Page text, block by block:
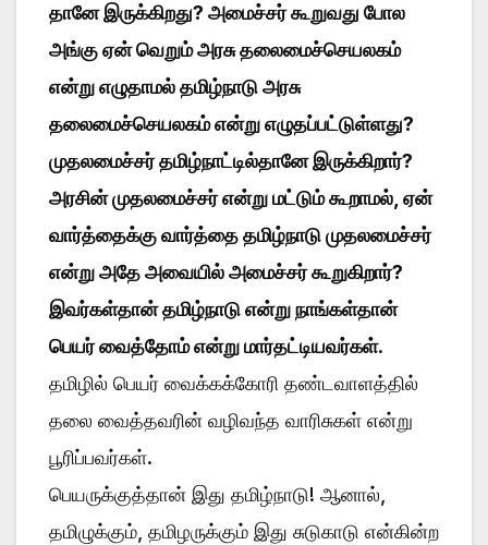
தானே இருக்கிறது? அமைச்சர் கூறுவது போல
அங்கு ஏன் வெறும் அரசு தலைமைச்செயலகம்
என்று எழுதாமல் தமிழ்நாடு அரசு
தலைமைச்செயலகம் என்று எழுதப்பட்டுள்ளது?
முதலமைச்சர் தமிழ்நாட்டில்தானே இருக்கிறார்?
அரசின் முதலமைச்சர் என்று மட்டும் கூறாமல், ஏன்
வார்த்தைக்கு வார்த்தை தமிழ்நாடு முதலமைச்சர்
என்று அதே அவையில் அமைச்சர் கூறுகிறார்?
இவர்கள்தான் தமிழ்நாடு என்று நாங்கள்தான்
பெயர் வைத்தோம் என்று மார்தட்டியவர்கள்.
தமிழில் பெயர் வைக்கக்கோரி தண்டவாளத்தில்
தலை வைத்தவரின் வழிவந்த வாரிசுகள் என்று
பூரிப்பவர்கள்.
பெயருக்குத்தான் இது தமிழ்நாடு! ஆனால்,
தமிழுக்கும், தமிழருக்கும் இது சுடுகாடு என்கின்ற